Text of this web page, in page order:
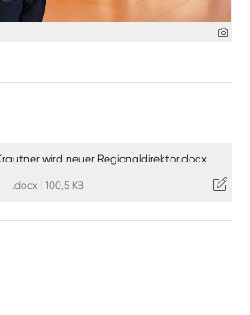
Krautner wird neuer Regionaldirektor.docx
.docx | 100,5 KB